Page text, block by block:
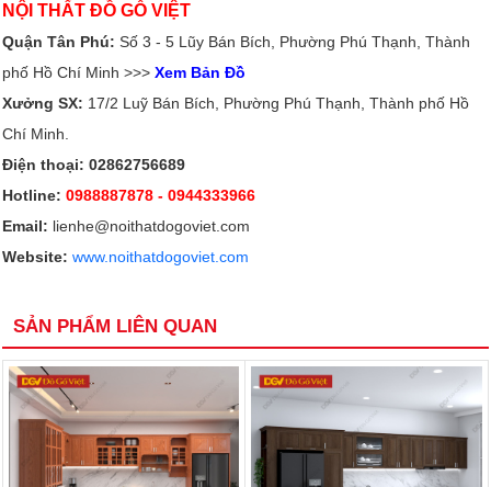
NỘI THẤT ĐỒ GỖ VIỆT
Quận Tân Phú: Số 3 - 5 Lũy Bán Bích, Phường Phú Thạnh, Thành
phố Hồ Chí Minh >>> Xem Bản Đồ
Xưởng SX: 17/2 Luỹ Bán Bích, Phường Phú Thạnh, Thành phố Hồ
Chí Minh.
Điện thoại: 02862756689
Hotline:0988887878 - 0944333966
Email: lienhe@noithatdogoviet.com
Website: www.noithatdogoviet.com
SẢN PHẨM LIÊN QUAN